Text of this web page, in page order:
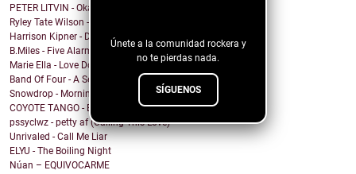
Únete a la comunidad rockera y
no te pierdas nada.
SÍGUENOS
PETER LITVIN - Okay Alright
Ryley Tate Wilson - Party Girl
Harrison Kipner - Don't Let Me Down
B.Miles - Five Alarm
Marie Ella - Love Doesn't Echo
Band Of Four - A Sense Of Wonder
Snowdrop - Morning thoughts
COYOTE TANGO - ESCLAVO Y AMO (Javier Solis Cover)
pssyclwz - petty af (Calling This Love)
Unrivaled - Call Me Liar
ELYU - The Boiling Night
Núan – EQUIVOCARME